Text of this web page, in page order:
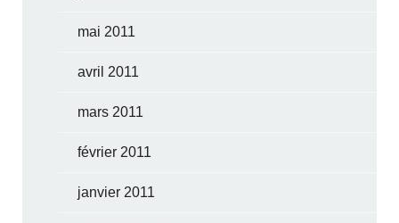
mai 2011
avril 2011
mars 2011
février 2011
janvier 2011